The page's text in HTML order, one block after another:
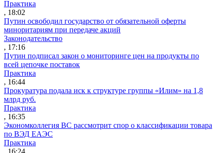
Практика
, 18:02
Путин освободил государство от обязательной оферты
миноритариям при передаче акций
Законодательство
, 17:16
Путин подписал закон о мониторинге цен на продукты по
всей цепочке поставок
Практика
, 16:44
Прокуратура подала иск к структуре группы «Илим» на 1,8
млрд руб.
Практика
, 16:35
Экономколлегия ВС рассмотрит спор о классификации товара
по ВЭД ЕАЭС
Практика
, 16:24